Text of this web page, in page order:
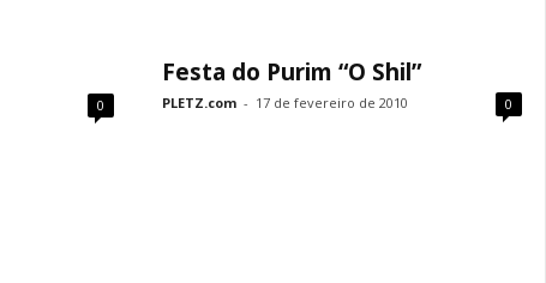
0
Festa do Purim “O Shil”
PLETZ.com - 17 de fevereiro de 2010 0